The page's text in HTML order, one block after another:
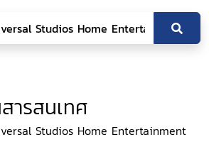
ารสนเทศ
Studios Home Entertainment